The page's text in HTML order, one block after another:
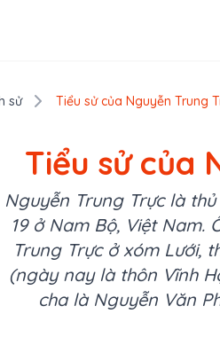
sử Tiểu sử của Nguyễn Trung
Tiểu sử của
Nguyễn Trung Trực là
19 ở Nam Bộ, Việt Nam.
Trung Trực ở xóm Lưới,
(ngày nay là thôn Vĩnh
cha là Nguyễn Văn